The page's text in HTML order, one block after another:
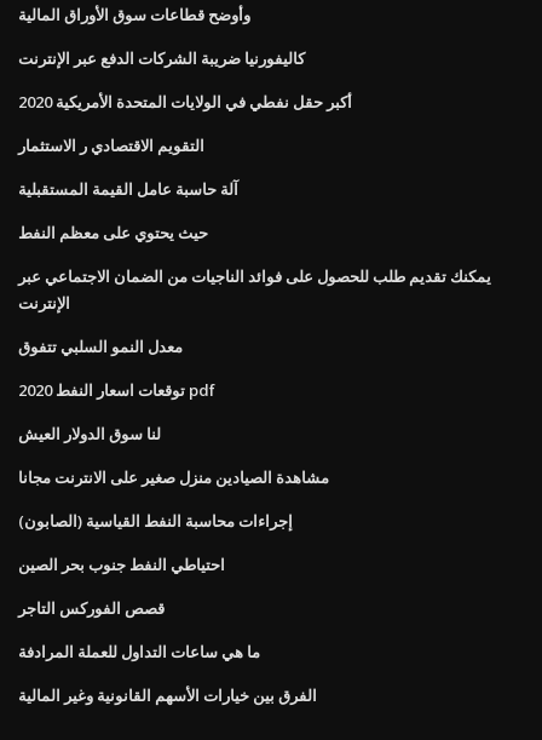
وأوضح قطاعات سوق الأوراق المالية
كاليفورنيا ضريبة الشركات الدفع عبر الإنترنت
أكبر حقل نفطي في الولايات المتحدة الأمريكية 2020
التقويم الاقتصادي ر الاستثمار
آلة حاسبة عامل القيمة المستقبلية
حيث يحتوي على معظم النفط
يمكنك تقديم طلب للحصول على فوائد الناجيات من الضمان الاجتماعي عبر
الإنترنت
معدل النمو السلبي تتفوق
توقعات اسعار النفط 2020 pdf
لنا سوق الدولار العيش
مشاهدة الصيادين منزل صغير على الانترنت مجانا
إجراءات محاسبة النفط القياسية (الصابون)
احتياطي النفط جنوب بحر الصين
قصص الفوركس التاجر
ما هي ساعات التداول للعملة المرادفة
الفرق بين خيارات الأسهم القانونية وغير المالية